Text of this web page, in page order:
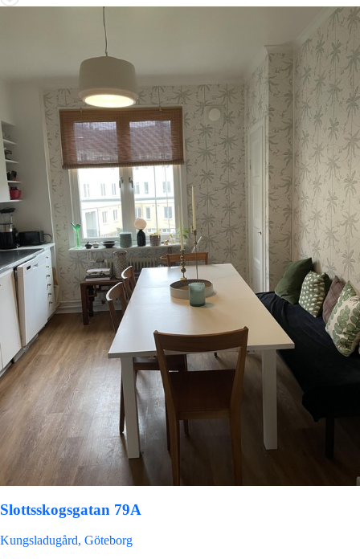
Slottsskogsgatan 79A
Kungsladugård, Göteborg